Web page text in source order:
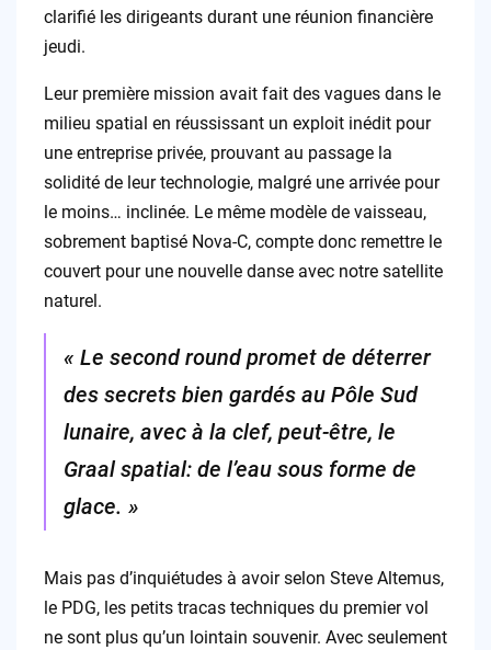
clarifié les dirigeants durant une réunion financière
jeudi.
Leur première mission avait fait des vagues dans le
milieu spatial en réussissant un exploit inédit pour
une entreprise privée, prouvant au passage la
solidité de leur technologie, malgré une arrivée pour
le moins… inclinée. Le même modèle de vaisseau,
sobrement baptisé Nova-C, compte donc remettre le
couvert pour une nouvelle danse avec notre satellite
naturel.
« Le second round promet de déterrer
des secrets bien gardés au Pôle Sud
lunaire, avec à la clef, peut-être, le
Graal spatial: de l’eau sous forme de
glace. »
Mais pas d’inquiétudes à avoir selon Steve Altemus,
le PDG, les petits tracas techniques du premier vol
ne sont plus qu’un lointain souvenir. Avec seulement